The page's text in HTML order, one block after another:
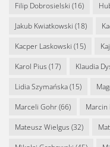
Filip Dobrosielski (16)
Jakub Kwiatkowski (18)
Kacper Laskowski (15)
Karol Pius (17) Klaudia
Lidia Szymańska(15)
Marceli Gohr(66)
Mateusz Wielgus (32)